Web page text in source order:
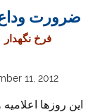
ضرورت وداع
فرخ نگهدار
11, 2012
این روزها